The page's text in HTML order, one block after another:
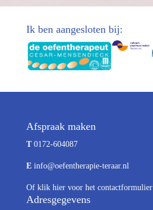
Ik ben aangesloten bij:
Afspraak maken
T0172-604087
E info@oefentherapie-teraar.nl
Of klik hier voor het contactformulier
Adresgegevens